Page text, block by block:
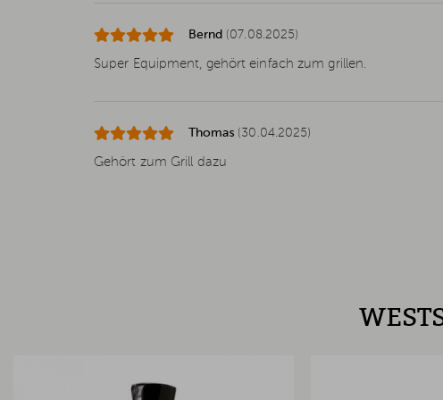
Bernd (07.08.2025)
Super Equipment, gehört einfach zum grillen.
Thomas (30.04.2025)
Gehört zum Grill dazu